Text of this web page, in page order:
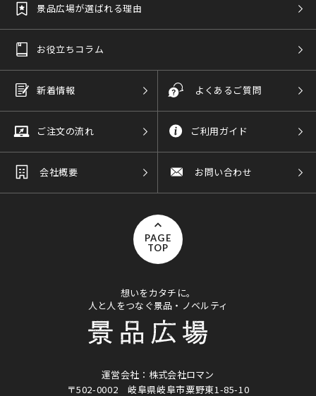
景品広場が選ばれる理由
お役立ちコラム
新着情報 よくあるご質問
ご注文の流れ ご利用ガイド
会社概要 お問い合わせ
PAGE
TOP
想いをカタチに。
人と人をつなぐ景品・ノベルティ
運営会社：株式会社ロマン
〒502-0002岐阜県岐阜市粟野東1-85-10